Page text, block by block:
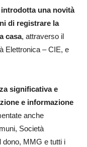
introdotta una novità
di registrare la
casa, attraverso il
Elettronica – CIE, e
significativa e
e informazione
anche
Società
dono, MMG e tutti i